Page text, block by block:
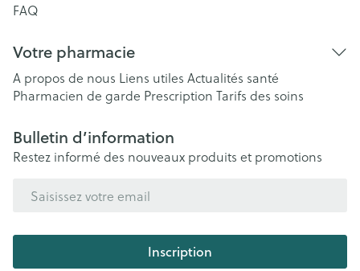
FAQ
Votre pharmacie
A propos de nous Liens utiles Actualités santé
Pharmacien de garde Prescription Tarifs des soins
Bulletin d’information
Restez informé des nouveaux produits et promotions
Inscription